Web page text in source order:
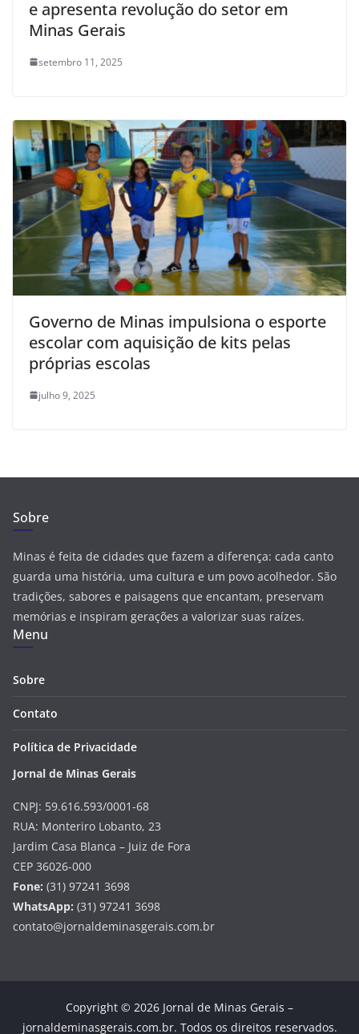
e apresenta revolução do setor em
Minas Gerais
setembro 11, 2025
Governo de Minas impulsiona o esporte
escolar com aquisição de kits pelas
próprias escolas
julho 9, 2025
Sobre
Minas é feita de cidades que fazem a diferença: cada canto
guarda uma história, uma cultura e um povo acolhedor. São
tradições, sabores e paisagens que encantam, preservam
memórias e inspiram gerações a valorizar suas raízes.
Menu
Sobre
Contato
Política de Privacidade
Jornal de Minas Gerais
CNPJ: 59.616.593/0001-68
RUA: Monteriro Lobanto, 23
Jardim Casa Blanca – Juiz de Fora
CEP 36026-000
Fone: (31) 97241 3698
WhatsApp: (31) 97241 3698
contato@jornaldeminasgerais.com.br
Copyright © 2026 Jornal de Minas Gerais –
jornaldeminasgerais.com.br. Todos os direitos reservados.